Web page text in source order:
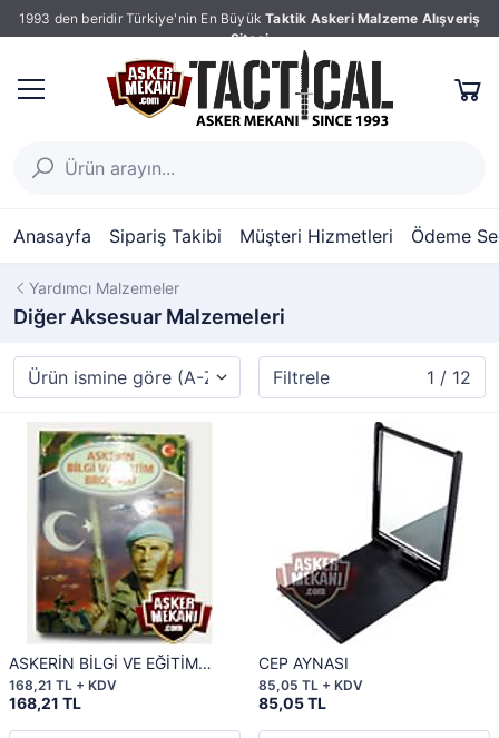
1993 den beridir Türkiye'nin En Büyük Taktik Askeri Malzeme Alışveriş
Sitesi
Anasayfa Sipariş Takibi Müşteri Hizmetleri Ödeme
Yardımcı Malzemeler
Diğer Aksesuar Malzemeleri
Filtrele 1 / 12
ASKERİN BİLGİ VE EĞİTİM
BROŞÜRÜ
168,21 TL
168,21 TL + KDV
CEP AYNASI
85,05 TL
85,05 TL + KDV